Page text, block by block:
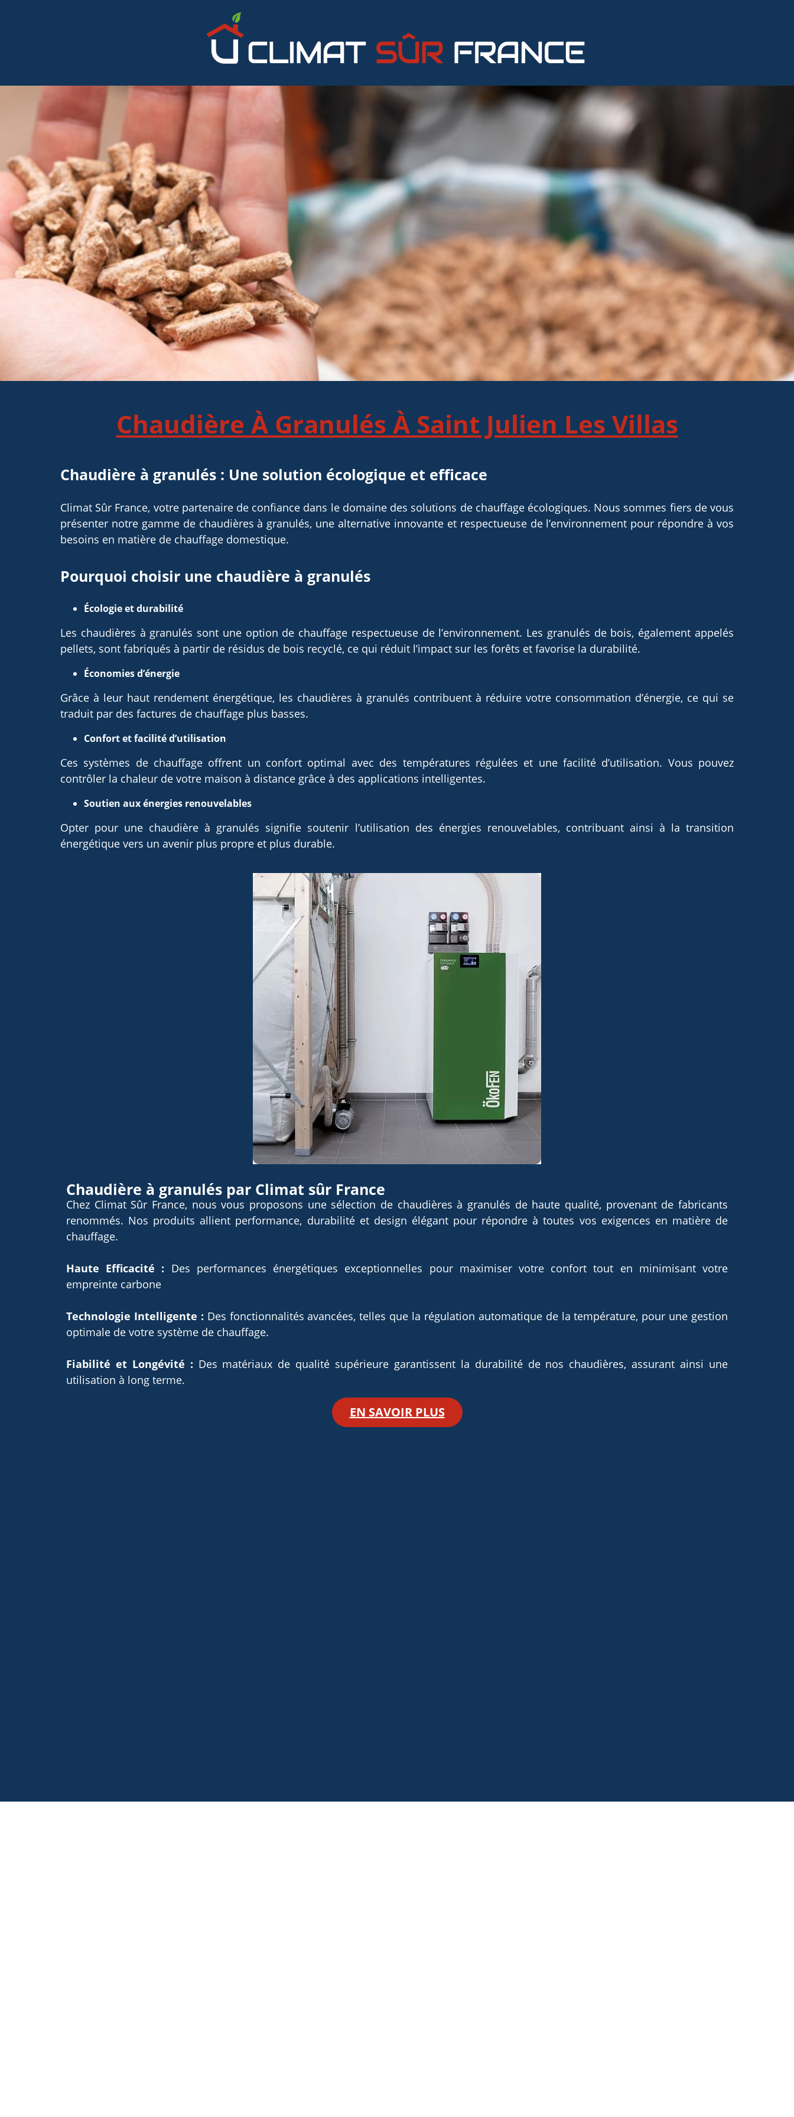
Chaudière À Granulés À Saint Julien Les Villas
Chaudière à granulés : Une solution écologique et efficace
Climat Sûr France, votre partenaire de confiance dans le domaine des solutions de chauffage écologiques. Nous sommes fiers de vous
présenter notre gamme de chaudières à granulés, une alternative innovante et respectueuse de l’environnement pour répondre à vos
besoins en matière de chauffage domestique.
Pourquoi choisir une chaudière à granulés
Écologie et durabilité
Les chaudières à granulés sont une option de chauffage respectueuse de l’environnement. Les granulés de bois, également appelés
pellets, sont fabriqués à partir de résidus de bois recyclé, ce qui réduit l’impact sur les forêts et favorise la durabilité.
Économies d’énergie
Grâce à leur haut rendement énergétique, les chaudières à granulés contribuent à réduire votre consommation d’énergie, ce qui se
traduit par des factures de chauffage plus basses.
Confort et facilité d’utilisation
Ces systèmes de chauffage offrent un confort optimal avec des températures régulées et une facilité d’utilisation. Vous pouvez
contrôler la chaleur de votre maison à distance grâce à des applications intelligentes.
Soutien aux énergies renouvelables
Opter pour une chaudière à granulés signifie soutenir l’utilisation des énergies renouvelables, contribuant ainsi à la transition
énergétique vers un avenir plus propre et plus durable.
Chaudière à granulés par Climat sûr France
Chez Climat Sûr France, nous vous proposons une sélection de chaudières à granulés de haute qualité, provenant de fabricants
renommés. Nos produits allient performance, durabilité et design élégant pour répondre à toutes vos exigences en matière de
chauffage.
Haute Efficacité : Des performances énergétiques exceptionnelles pour maximiser votre confort tout en minimisant votre
empreinte carbone
Technologie Intelligente : Des fonctionnalités avancées, telles que la régulation automatique de la température, pour une gestion
optimale de votre système de chauffage.
Fiabilité et Longévité : Des matériaux de qualité supérieure garantissent la durabilité de nos chaudières, assurant ainsi une
utilisation à long terme.
EN SAVOIR PLUS